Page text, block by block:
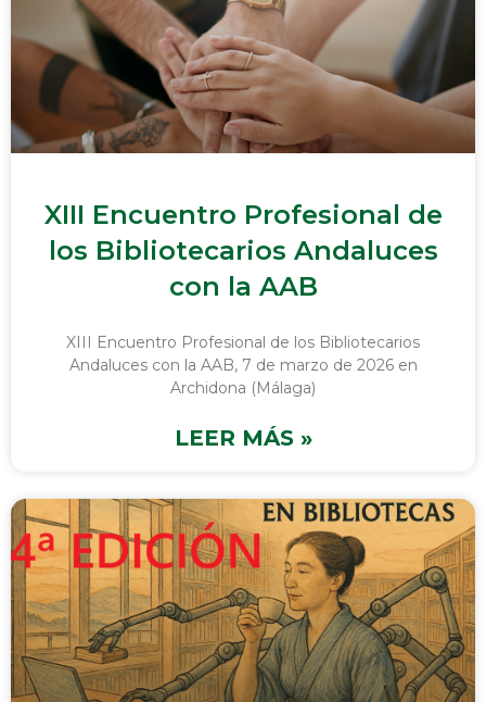
XIII Encuentro Profesional de
los Bibliotecarios Andaluces
con la AAB
XIII Encuentro Profesional de los Bibliotecarios
Andaluces con la AAB, 7 de marzo de 2026 en
Archidona (Málaga)
LEER MÁS »